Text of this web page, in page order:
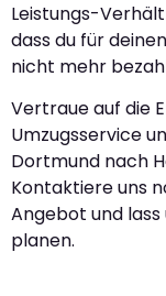
Leistungs-
dass du für
nicht mehr
Vertraue auf die
Umzugsservice
Dortmund nach
Kontaktiere uns
Angebot und
planen.